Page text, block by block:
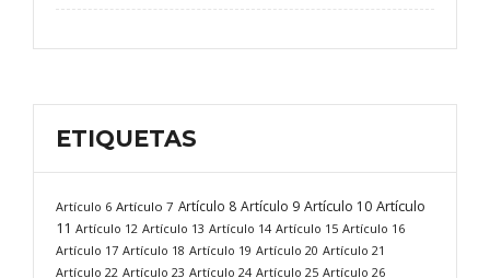
ETIQUETAS
Artículo 6 Artículo 7 Artículo 8 Artículo 9 Artículo 10 Artículo
11 Artículo 12 Artículo 13 Artículo 14 Artículo 15 Artículo 16
Artículo 17 Artículo 18 Artículo 19 Artículo 20 Artículo 21
Artículo 22 Artículo 23 Artículo 24 Artículo 25 Artículo 26